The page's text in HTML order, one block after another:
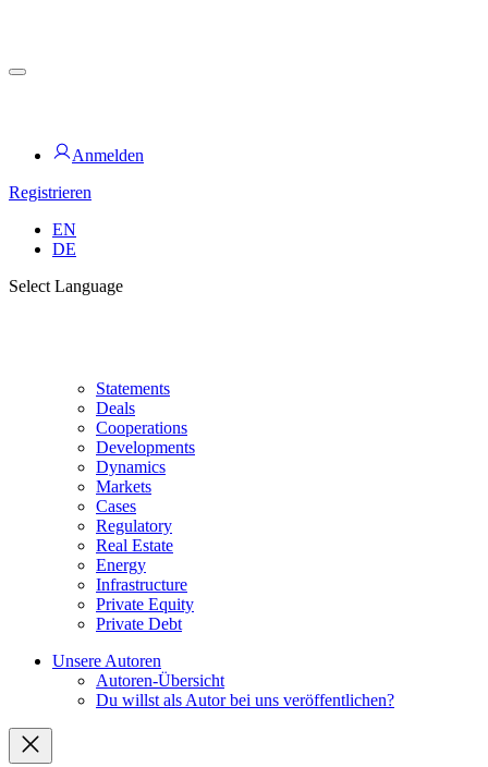
for PHYSIC ASSETS
Anmelden
Registrieren
EN
DE
Select Language
Statements
Deals
Cooperations
Developments
Dynamics
Markets
Cases
Regulatory
Real Estate
Energy
Infrastructure
Private Equity
Private Debt
Unsere Autoren
Autoren-Übersicht
Du willst als Autor bei uns veröffentlichen?